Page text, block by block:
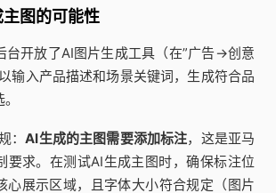
图的可能性
台开放了AI图片生成工具（在”广告→创意
输入产品描述和场景关键词，生成符合品
：AI生成的主图需要添加标注，这是亚马
要求。在测试AI生成主图时，确保标注位
心展示区域，且字体大小符合规定（图片